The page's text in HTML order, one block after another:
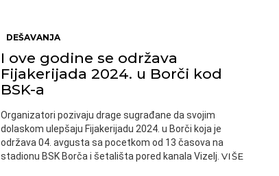
DEŠAVANJA
I ove godine se održava
Fijakerijada 2024. u Borči kod
BSK-a
Organizatori pozivaju drage sugrađane da svojim
dolaskom ulepšaju Fijakerijadu 2024. u Borči koja je
održava 04. avgusta sa pocetkom od 13 časova na
stadionu BSK Borča i šetališta pored kanala Vizelj. VIŠE